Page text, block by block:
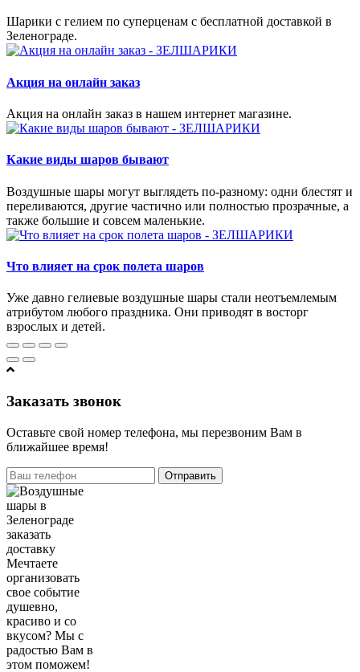
Шарики с гелием по суперценам с бесплатной доставкой в
Зеленограде.
Акция на онлайн заказ
Акция на онлайн заказ в нашем интернет магазине.
Какие виды шаров бывают
Воздушные шары могут выглядеть по-разному: одни блестят и
переливаются, другие частично или полностью прозрачные, а
также большие и совсем маленькие.
Что влияет на срок полета шаров
Уже давно гелиевые воздушные шары стали неотъемлемым
атрибутом любого праздника. Они приводят в восторг
взрослых и детей.
Заказать звонок
Оставьте свой номер телефона, мы перезвоним Вам в
ближайшее время!
Отправить
Мечтаете
организовать
свое событие
душевно,
красиво и со
вкусом? Мы с
радостью Вам в
этом поможем!